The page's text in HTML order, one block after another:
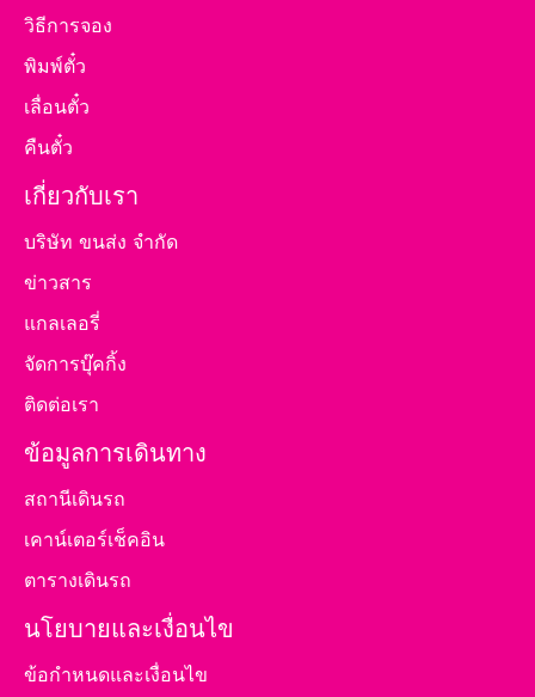
วิธีการจอง
พิมพ์ตั๋ว
เลื่อนตั๋ว
คืนตั๋ว
เกี่ยวกับเรา
บริษัท ขนส่ง จำกัด
ข่าวสาร
แกลเลอรี่
จัดการบุ๊คกิ้ง
ติดต่อเรา
ข้อมูลการเดินทาง
สถานีเดินรถ
เคาน์เตอร์เช็คอิน
ตารางเดินรถ
นโยบายและเงื่อนไข
ข้อกำหนดและเงื่อนไข